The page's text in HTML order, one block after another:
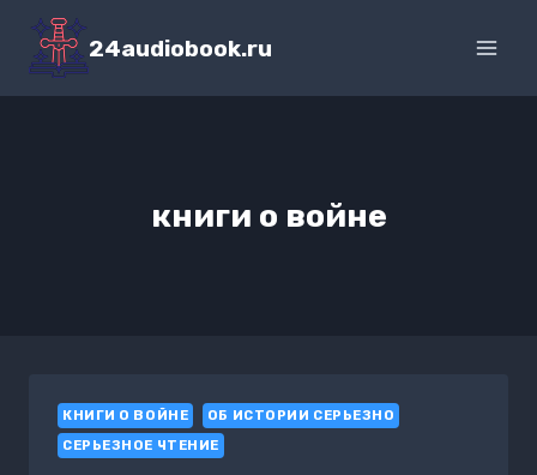
Перейти
содержимому
24audiobook.ru
книги о войне
КНИГИ О ВОЙНЕ
ОБ ИСТОРИИ СЕРЬЕЗНО
СЕРЬЕЗНОЕ ЧТЕНИЕ